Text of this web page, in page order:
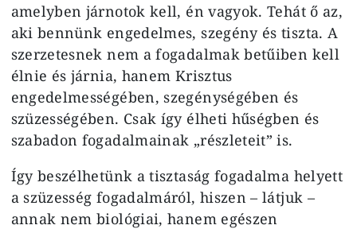
amelyben járnotok kell, én vagyok. Tehát ő az,
aki bennünk engedelmes, szegény és tiszta. A
szerzetesnek nem a fogadalmak betűiben kell
élnie és járnia, hanem Krisztus
engedelmességében, szegénységében és
szüzességében. Csak így élheti hűségben és
szabadon fogadalmainak „részleteit” is.
Így beszélhetünk a tisztaság fogadalma helyett
a szüzesség fogadalmáról, hiszen – látjuk –
annak nem biológiai, hanem egészen